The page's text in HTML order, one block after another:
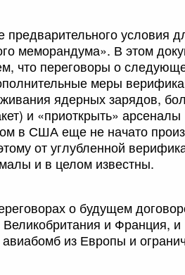
предварительного условия
меморандума». В этом
что переговоры о
меры
ядерных зарядов,
и «приоткрыть» арсеналы
в США еще не начато
от углубленной
и в целом известны.
о будущем
и Франция, и
из Европы и